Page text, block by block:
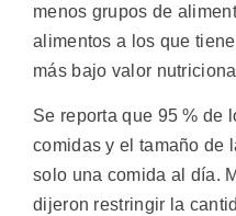
menos grupos de
alimentos a los que
más bajo valor
Se reporta que 95 % de
comidas y el tamaño de
solo una comida al día.
dijeron restringir la